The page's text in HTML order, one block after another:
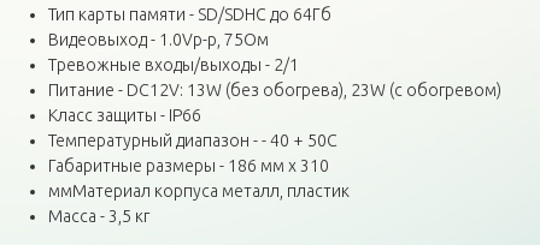
Тип карты памяти - SD/SDHC до 64Гб
Видеовыход - 1.0Vp-p, 75Ом
Тревожные входы/выходы - 2/1
Питание - DC12V: 13W (без обогрева), 23W (с обогревом)
Класс защиты - IP66
Температурный диапазон - - 40 + 50C
Габаритные размеры - 186 мм х 310
ммМатериал корпуса металл, пластик
Масса - 3,5 кг